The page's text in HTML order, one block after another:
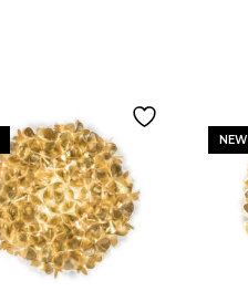
NEW